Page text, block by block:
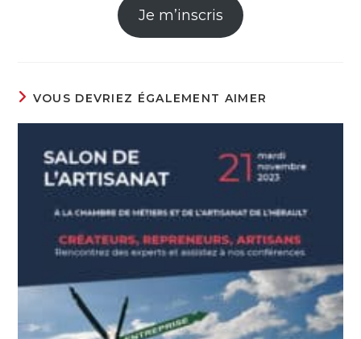
Je m’inscris
VOUS DEVRIEZ ÉGALEMENT AIMER